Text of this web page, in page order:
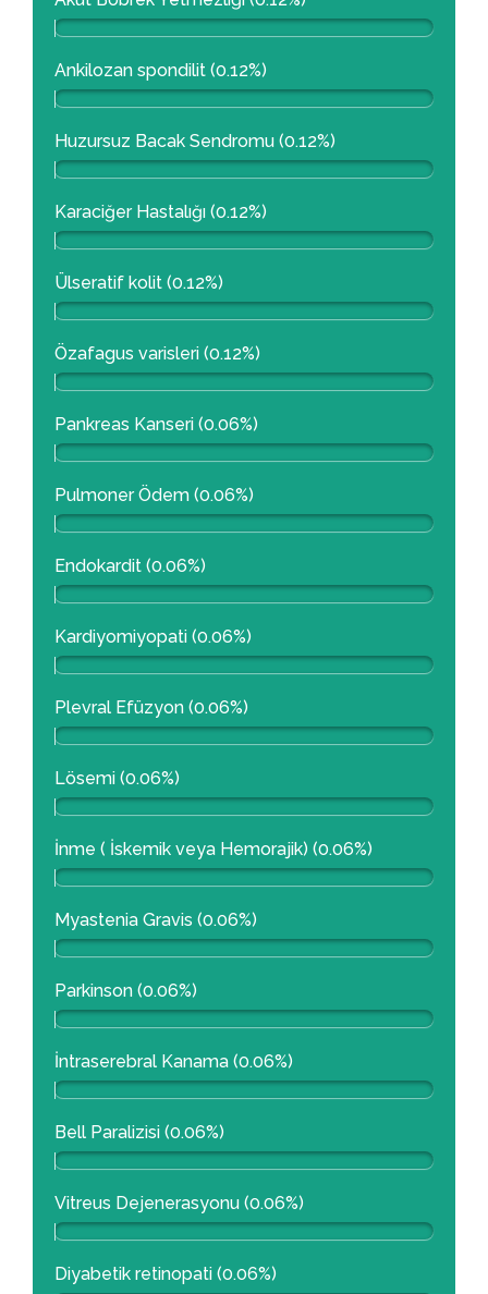
Ankilozan spondilit (0.12%)
Huzursuz Bacak Sendromu (0.12%)
Karaciğer Hastalığı (0.12%)
Ülseratif kolit (0.12%)
Özafagus varisleri (0.12%)
Pankreas Kanseri (0.06%)
Pulmoner Ödem (0.06%)
Endokardit (0.06%)
Kardiyomiyopati (0.06%)
Plevral Efüzyon (0.06%)
Lösemi (0.06%)
İnme ( İskemik veya Hemorajik) (0.06%)
Myastenia Gravis (0.06%)
Parkinson (0.06%)
İntraserebral Kanama (0.06%)
Bell Paralizisi (0.06%)
Vitreus Dejenerasyonu (0.06%)
Diyabetik retinopati (0.06%)